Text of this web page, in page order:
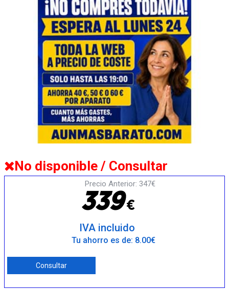
No disponible / Consultar
Precio Anterior: 347€
339€
IVA incluido
Tu ahorro es de: 8.00€
Consultar